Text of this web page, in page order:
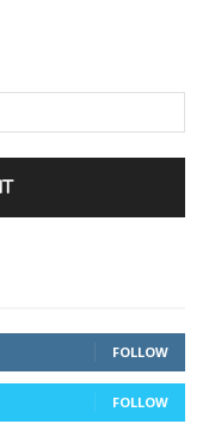
FOLLOW
FOLLOW